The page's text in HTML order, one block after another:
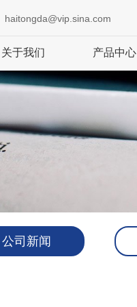
haitongda@vip.sina.com
关于我们 产品中心
公司新闻